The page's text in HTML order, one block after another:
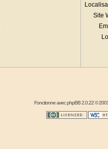
Site
Fonctionne avecphpBB2.0.22 ©